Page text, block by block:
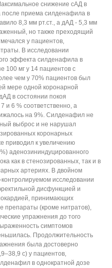
снижение сАД в
приема силденафила в
8,3 мм рт.ст., а дАД - 5,3 мм
но также преходящий
у пациентов,
В исследовании
эффекта силденафила в
100 мг у 14 пациентов с
чем у 70% пациентов был
мере одной коронарной
в состоянии покоя
и 6 % соответственно, а
на 9%. Силденафил не
выброс и не нарушал
коронарных
приводил к увеличению
аденозининдуцированного
как в стенозированных, так и в
артериях. В двойном
исследовании
дисфункцией и
принимающих
препараты (кроме нитратов),
упражнения до того
симптомов
Продолжительность
была достоверно
с) у пациентов,
в однократной дозе